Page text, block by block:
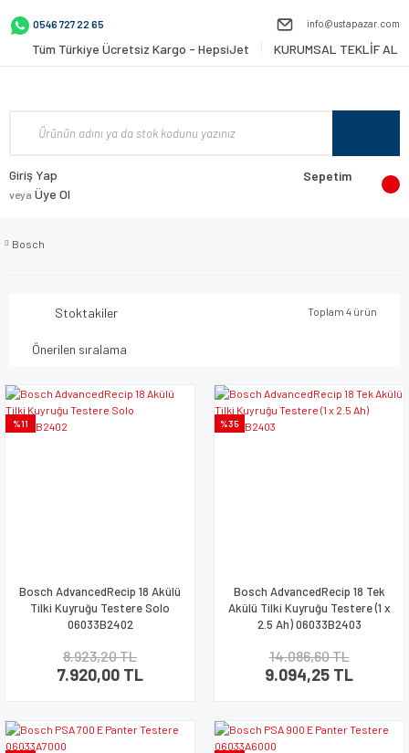
0546 727 22 65 info@ustapazar.com
Tüm Türkiye Ücretsiz Kargo - HepsiJet KURUMSAL TEKLİF AL
Giriş Yap
veya Üye Ol
Sepetim
Bosch
Stoktakiler Toplam 4 ürün
%11
Bosch AdvancedRecip 18 Akülü
Tilki Kuyruğu Testere Solo
06033B2402
8.923,20 TL
7.920,00 TL
%35
Bosch AdvancedRecip 18 Tek
Akülü Tilki Kuyruğu Testere (1 x
2.5 Ah) 06033B2403
14.086,60 TL
9.094,25 TL